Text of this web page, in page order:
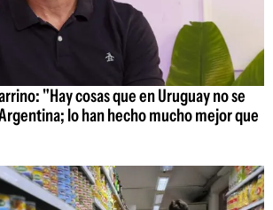
"Hay cosas que en Uruguay no se
lo han hecho mucho mejor que